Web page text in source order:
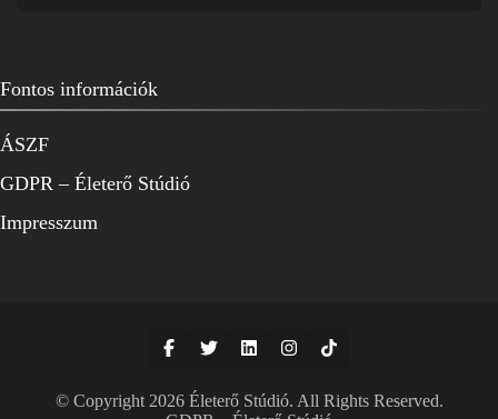
Fontos információk
ÁSZF
GDPR – Életerő Stúdió
Impresszum
© Copyright 2026 Életerő Stúdió. All Rights Reserved.